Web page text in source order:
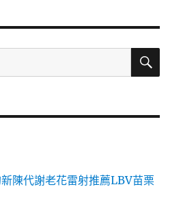
搜
陳代謝老花雷射推薦LBV苗栗